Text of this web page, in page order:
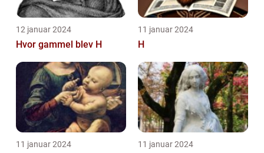
12 januar 2024
Hvor gammel blev H
11 januar 2024
H
11 januar 2024 11 januar 2024